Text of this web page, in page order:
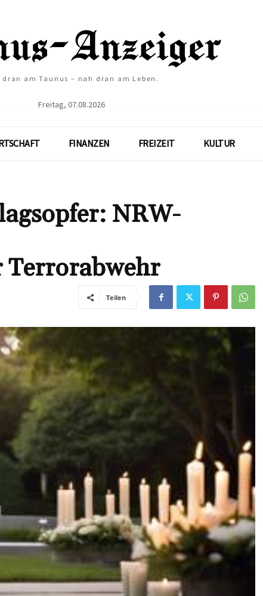
dran am Taunus – nah dran am Leben.
Freitag, 07.08.2026
FINANZEN FREIZEIT KULTUR
NRW-
Terrorabwehr
Teilen